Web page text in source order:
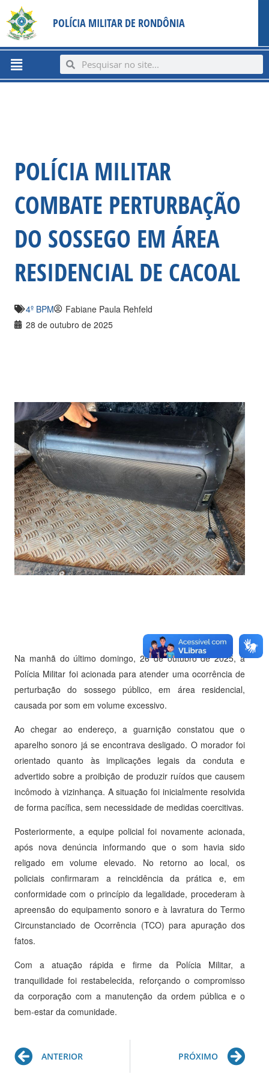
content
para
conteúdo
POLÍCIA MILITAR DE RONDÔNIA
Menu SearchSearch
POLÍCIA MILITAR
COMBATE PERTURBAÇÃO
DO SOSSEGO EM ÁREA
RESIDENCIAL DE CACOAL
4º BPM
Fabiane Paula Rehfeld
28 de outubro de 2025
Na manhã do último domingo, 26 de outubro de 2025, a
Polícia Militar foi acionada para atender uma ocorrência de
perturbação do sossego público, em área residencial,
causada por som em volume excessivo.
Ao chegar ao endereço, a guarnição constatou que o
aparelho sonoro já se encontrava desligado. O morador foi
orientado quanto às implicações legais da conduta e
advertido sobre a proibição de produzir ruídos que causem
incômodo à vizinhança. A situação foi inicialmente resolvida
de forma pacífica, sem necessidade de medidas coercitivas.
Posteriormente, a equipe policial foi novamente acionada,
após nova denúncia informando que o som havia sido
religado em volume elevado. No retorno ao local, os
policiais confirmaram a reincidência da prática e, em
conformidade com o princípio da legalidade, procederam à
apreensão do equipamento sonoro e à lavratura do Termo
Circunstanciado de Ocorrência (TCO) para apuração dos
fatos.
Com a atuação rápida e firme da Polícia Militar, a
tranquilidade foi restabelecida, reforçando o compromisso
da corporação com a manutenção da ordem pública e o
bem-estar da comunidade.
Prev
ANTERIOR PRÓXIMO